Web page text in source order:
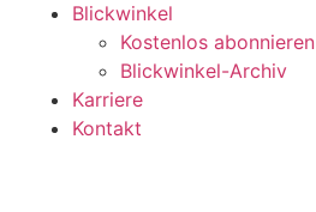
Blickwinkel
Kostenlos abonnieren
Blickwinkel-Archiv
Karriere
Kontakt